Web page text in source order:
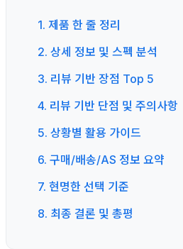
1. 제품 한 줄 정리
2. 상세 정보 및 스펙 분석
3. 리뷰 기반 장점 Top 5
4. 리뷰 기반 단점 및 주의사항
5. 상황별 활용 가이드
6. 구매/배송/AS 정보 요약
7. 현명한 선택 기준
8. 최종 결론 및 총평